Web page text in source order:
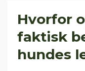
Hvorfor
faktisk
hundes